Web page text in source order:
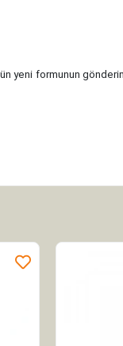
yeni formunun